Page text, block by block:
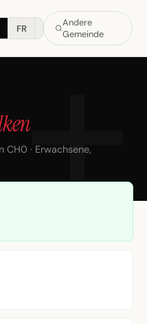
FR
Andere
Gemeinde
CH0 · Erwachsene,